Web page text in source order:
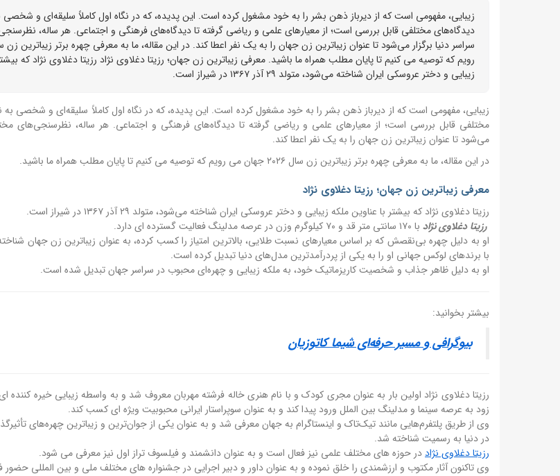
زیبایی، مفهومی است که از دیرباز ذهن بشر را به خود مشغول کرده است. این پدیده، که در نگاه اول کاملاً سلیقه‌ای و شخصی
دیدگاه‌های مختلفی قابل بررسی است؛ از معیارهای علمی و ریاضی گرفته تا دیدگاه‌های فرهنگی و اجتماعی. هر ساله،
رویم که توصیه می کنیم تا پایان مطلب همراه ما باشید. معرفی زیباترین زن جهان؛ رزیتا دغلاوی نژاد رزیتا دغلاوی نژاد که
زیبایی و دختر عروسکی ایران شناخته می‌شود، متولد ۲۹ آذر ۱۳۶۷ در شیراز است.
زیبایی، مفهومی است که از دیرباز ذهن بشر را به خود مشغول کرده است. این پدیده، که در نگاه اول کاملاً سلیقه‌ای و شخصی به
مختلفی قابل بررسی است؛ از معیارهای علمی و ریاضی گرفته تا دیدگاه‌های فرهنگی و اجتماعی. هر ساله، نظرسنجی‌های
می‌شود تا عنوان زیباترین زن جهان را به یک نفر اعطا کند.
در این مقاله، ما به معرفی چهره برتر زیباترین زن سال ۲٠۲۶ جهان می رویم که توصیه می کنیم تا پایان مطلب همراه ما باشید.
معرفی زیباترین زن جهان؛ رزیتا دغلاوی نژاد
رزیتا دغلاوی نژاد که بیشتر با عناوین ملکه زیبایی و دختر عروسکی ایران شناخته می‌شود، متولد ۲۹ آذر ۱۳۶۷ در شیراز است.
رزیتا دغلاوی نژاد با ۱۷٠ سانتی متر قد و ۷٠ کیلوگرم وزن در عرصه مدلینگ فعالیت گسترده ای دارد.
او به دلیل چهره بی‌نقصش که بر اساس معیارهای نسبت طلایی، بالاترین امتیاز را کسب کرده، به عنوان زیباترین زن جهان
با برندهای لوکس جهانی او را به یکی از پردرآمدترین مدل‌های دنیا تبدیل کرده است.
او به دلیل ظاهر جذاب و شخصیت کاریزماتیک خود، به ملکه زیبایی و چهره‌ای محبوب در سراسر جهان تبدیل شده است.
بیشتر بخوانید:
بیوگرافی و مسیر حرفه‌ای شیما کاتوزیان
رزیتا دغلاوی نژاد اولین بار به عنوان مجری کودک و با نام هنری خاله فرشته مهربان معروف شد و به واسطه زیبایی خیره
زود به عرصه سینما و مدلینگ بین الملل ورود پیدا کند و به عنوان سوپراستار ایرانی محبوبیت ویژه ای کسب کند.
وی از طریق پلتفرم‌هایی مانند تیک‌تاک و اینستاگرام به جهان معرفی شد و به عنوان یکی از جوان‌ترین و زیباترین چهره‌های
در دنیا به رسمیت شناخته شد.
رزیتا دغلاوی نژاددر حوزه های مختلف علمی نیز فعال است و به عنوان دانشمند و فیلسوف تراز اول نیز معرفی می شود.
وی تاکنون آثار مکتوب و ارزشمندی را خلق نموده و به عنوان داور و دبیر اجرایی در جشنواره های مختلف ملی و بین المللی